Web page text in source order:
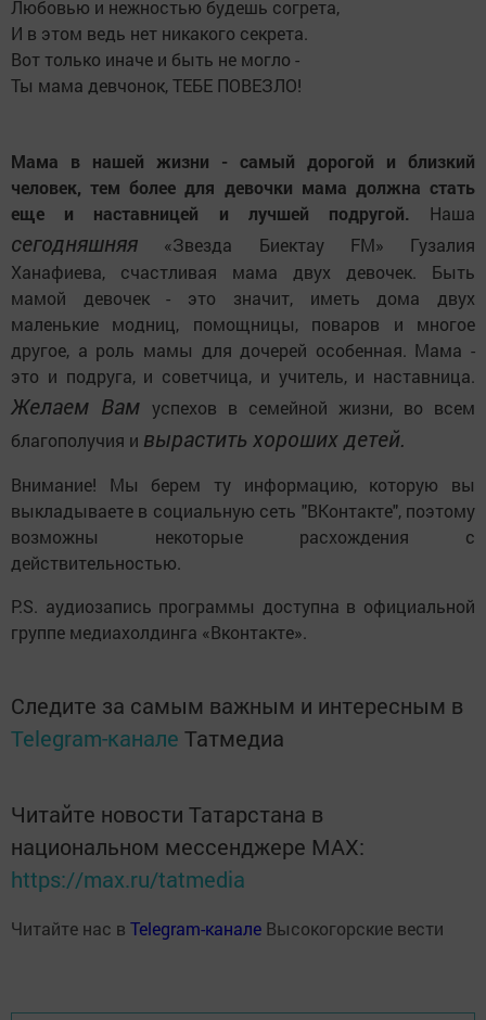
Любовью и нежностью будешь согрета,
И в этом ведь нет никакого секрета.
Вот только иначе и быть не могло -
Ты мама девчонок, ТЕБЕ ПОВЕЗЛО!
Мама в нашей жизни - самый дорогой и близкий
человек, тем более для девочки мама должна стать
еще и наставницей и лучшей подругой.
Наша
сегодняшняя «Звезда Биектау FM» Гузалия
Ханафиева, счастливая мама двух девочек. Быть
мамой девочек - это значит, иметь дома двух
маленькие модниц, помощницы, поваров и многое
другое, а роль мамы для дочерей особенная. Мама -
это и подруга, и советчица, и учитель, и наставница.
Желаем Вам успехов в семейной жизни, во всем
благополучия и вырастить хороших детей.
Внимание! Мы берем ту информацию, которую вы
выкладываете в социальную сеть "ВКонтакте", поэтому
возможны некоторые расхождения с
действительностью.
P.S. аудиозапись программы доступна в официальной
группе медиахолдинга «Вконтакте».
Следите за самым важным и интересным в
Telegram-канале Татмедиа
Читайте новости Татарстана в
национальном мессенджере MАХ:
https://max.ru/tatmedia
Читайте нас в Telegram-канале Высокогорские вести